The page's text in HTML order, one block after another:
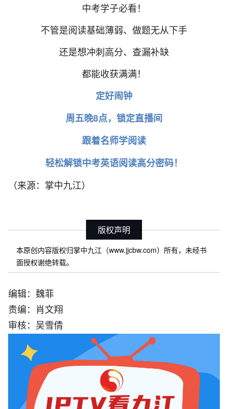
中考学子必看！
不管是阅读基础薄弱、做题无从下手
还是想冲刺高分、查漏补缺
都能收获满满！
定好闹钟
周五晚8点，锁定直播间
跟着名师学阅读
轻松解锁中考英语阅读高分密码！
（来源：掌中九江）
版权声明
本原创内容版权归掌中九江（www.jjcbw.com）所有，未经书
面授权谢绝转载。
编辑：魏菲
责编：肖文翔
审核：吴雪倩